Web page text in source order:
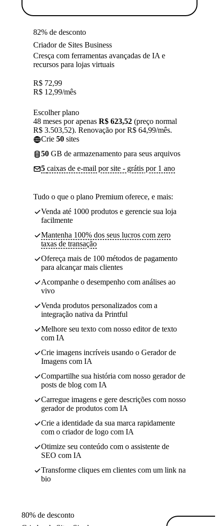
82% de desconto
Criador de Sites Business
Cresça com ferramentas avançadas de IA e
recursos para lojas virtuais
R$ 72,99
R$ 12,99/mês
Escolher plano
48 meses por apenas R$ 623,52 (preço normal
R$ 3.503,52). Renovação por R$ 64,99/mês.
Crie 50 sites
50 GB de armazenamento para seus arquivos
5 caixas de e-mail por site - grátis por 1 ano
Tudo o que o plano Premium oferece, e mais:
Venda até 1000 produtos e gerencie sua loja
facilmente
Mantenha 100% dos seus lucros com zero
taxas de transação
Ofereça mais de 100 métodos de pagamento
para alcançar mais clientes
Acompanhe o desempenho com análises ao
vivo
Venda produtos personalizados com a
integração nativa da Printful
Melhore seu texto com nosso editor de texto
com IA
Crie imagens incríveis usando o Gerador de
Imagens com IA
Compartilhe sua história com nosso gerador de
posts de blog com IA
Carregue imagens e gere descrições com nosso
gerador de produtos com IA
Crie a identidade da sua marca rapidamente
com o criador de logo com IA
Otimize seu conteúdo com o assistente de
SEO com IA
Transforme cliques em clientes com um link na
bio
80% de desconto